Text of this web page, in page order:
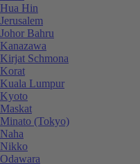
Hua Hin
Jerusalem
Johor Bahru
Kanazawa
Kirjat Schmona
Korat
Kuala Lumpur
Kyoto
Maskat
Minato (Tokyo)
Naha
Nikko
Odawara